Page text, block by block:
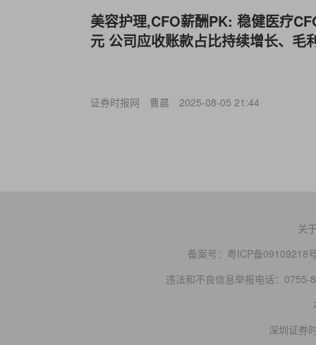
美容护理,CFO薪酬PK: 稳健医疗
元 公司应收账款占比持续增长、毛
证券时报网 曹晨 2025-08-05 21:44
关
备案号： 粤ICP备09109218
违法和不良信息举报电话：0755-
深圳证券